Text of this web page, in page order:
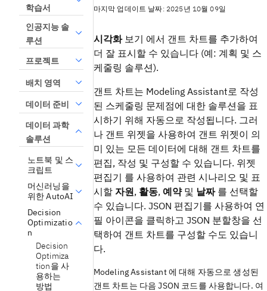
학습서
인공지능 솔
루션
프로젝트
배치 영역
데이터 준비
데이터 과학
솔루션
노트북 및 스
크립트
머신러닝을
위한 AutoAI
Decision
Optimizatio
n
Decision
Optimiza
tion을 사
용하는
방법
마지막 업데이트 날짜: 2025년 10월 09일
시각화 보기 에서 갠트 차트를 추가하여
더 잘 표시할 수 있습니다 (예: 계획 및 스
케줄링 솔루션).
갠트 차트는 Modeling Assistant로 작성
된 스케줄링 문제점에 대한 솔루션을 표
시하기 위해 자동으로 작성됩니다. 그러
나 갠트 위젯을 사용하여 갠트 위젯이 의
미 있는 모든 데이터에 대해 갠트 차트를
편집, 작성 및 구성할 수 있습니다. 위젯
편집기 를 사용하여 관련 시나리오 및 표
시할 자원, 활동, 예약및 날짜를 선택할
수 있습니다. JSON 편집기를 사용하여 연
필 아이콘을 클릭하고 JSON 분할창을 선
택하여 갠트 차트를 구성할 수도 있습니
다.
Modeling Assistant에 대해 자동으로 생성된
갠트 차트는 다음 JSON 코드를 사용합니다. 여